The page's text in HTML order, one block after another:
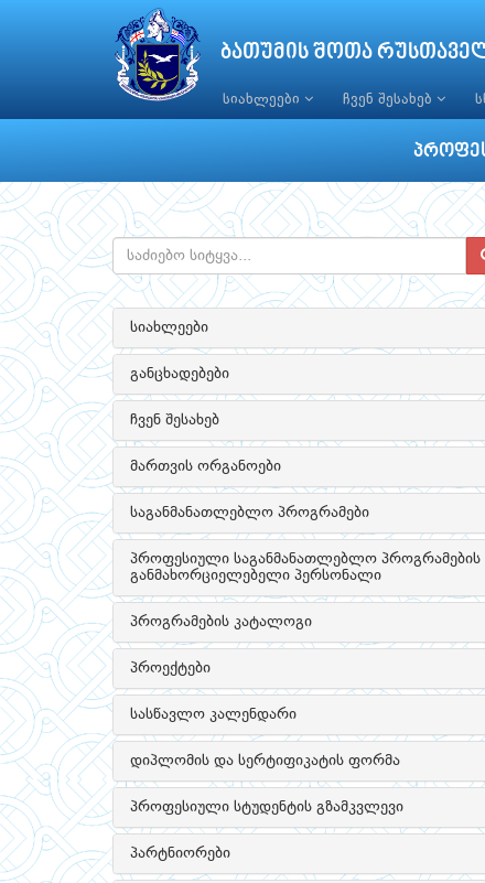
ბათუმის შოთა
სიახლეები ჩვენ შესახებ
სიახლეები
განცხადებები
ჩვენ შესახებ
მართვის ორგანოები
საგანმანათლებლო პროგრამები
პროფესიული საგანმანათლებლო პროგრამების
განმახორციელებელი პერსონალი
პროგრამების კატალოგი
პროექტები
სასწავლო კალენდარი
დიპლომის და სერტიფიკატის ფორმა
პროფესიული სტუდენტის გზამკვლევი
პარტნიორები